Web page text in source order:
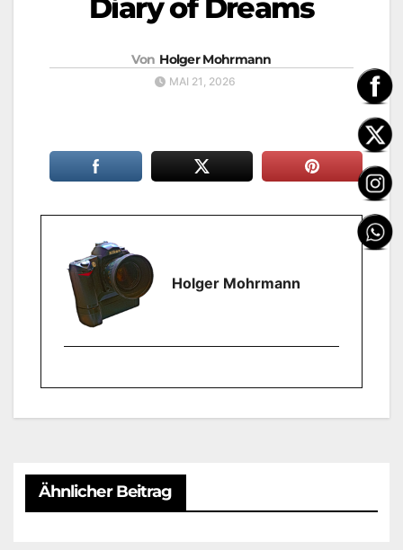
Diary of Dreams
Von Holger Mohrmann
MAI 21, 2026
Holger Mohrmann
Ähnlicher Beitrag